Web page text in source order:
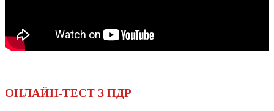
ОНЛАЙН-ТЕСТ З ПДР